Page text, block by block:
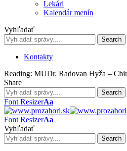
Lekári
Kalendár menín
Vyhľadať
Kontakty
Reading: MUDr. Radovan Hyža –
Share
Font ResizerAa
Font ResizerAa
Vyhľadať